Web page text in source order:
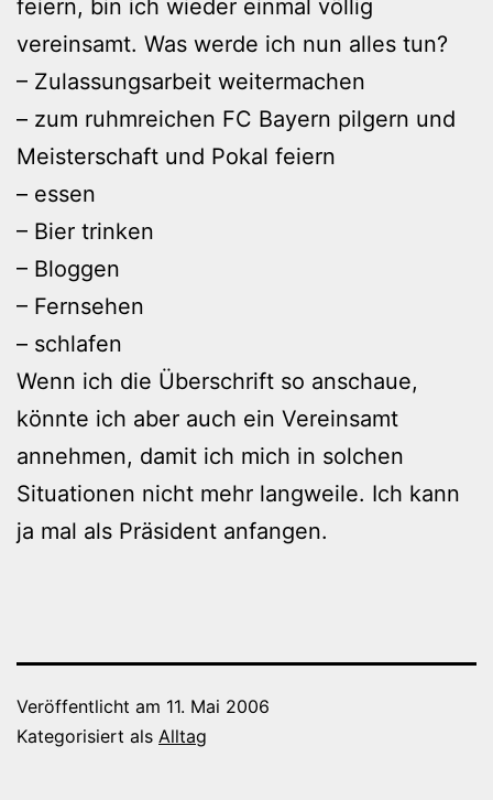
feiern, bin ich wieder einmal völlig
vereinsamt. Was werde ich nun alles tun?
– Zulassungsarbeit weitermachen
– zum ruhmreichen FC Bayern pilgern und
Meisterschaft und Pokal feiern
– essen
– Bier trinken
– Bloggen
– Fernsehen
– schlafen
Wenn ich die Überschrift so anschaue,
könnte ich aber auch ein Vereinsamt
annehmen, damit ich mich in solchen
Situationen nicht mehr langweile. Ich kann
ja mal als Präsident anfangen.
Veröffentlicht am 11. Mai 2006
Kategorisiert als Alltag